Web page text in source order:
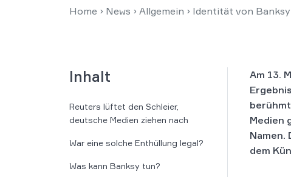
Home › News › Allgemein › Identität von
Inhalt
Reuters lüftet den Schleier,
deutsche Medien ziehen nach
War eine solche Enthüllung legal?
Was kann Banksy tun?
Am 13.
Medien
Namen.
dem